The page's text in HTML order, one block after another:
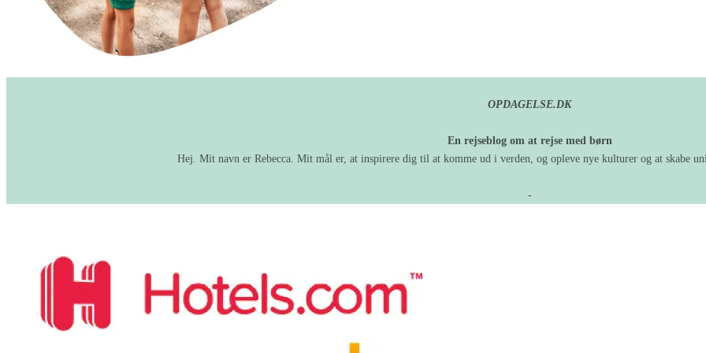
OPDAGELSE.DK
En rejseblog om at rejse med børn
Hej. Mit navn er Rebecca. Mit mål er, at inspirere dig til at komme ud i verden, og opleve nye kulturer og at skabe
-